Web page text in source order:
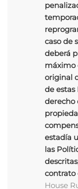
caso de
deberá
máximo
original
de estas
derecho
estadía
las
contrato
House